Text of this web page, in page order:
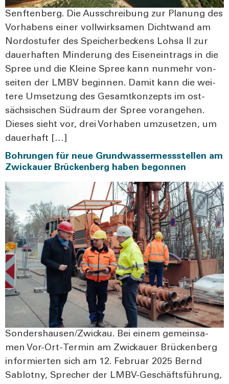
Senf­ten­berg. Die Aus­schrei­bung zur Pla­nung des
Vor­ha­bens einer voll­wirk­sa­men Dicht­wand am
Nord­ost­ufer des Spei­cher­be­ckens Loh­sa II zur
dau­er­haf­ten Min­de­rung des Eisen­ein­trags in die
Spree und die Klei­ne Spree kann nun­mehr von­
sei­ten der LMBV begin­nen. Damit kann die wei­
te­re Umset­zung des Gesamt­kon­zepts im ost­
säch­si­schen Süd­raum der Spree vor­an­ge­hen.
Die­ses sieht vor, drei Vor­ha­ben umzu­set­zen, um
dau­er­haft […]
Bohrungen für neue Grundwassermessstellen am
Zwickauer Brückenberg haben begonnen
Sondershausen/Zwickau. Bei einem gemein­sa­
men Vor-Ort-Ter­­min am Zwi­ckau­er Brü­cken­berg
infor­mier­ten sich am 12. Febru­ar 2025 Bernd
Sab­lot­ny, Spre­cher der LMBV-Geschäfts­­­füh­rung,